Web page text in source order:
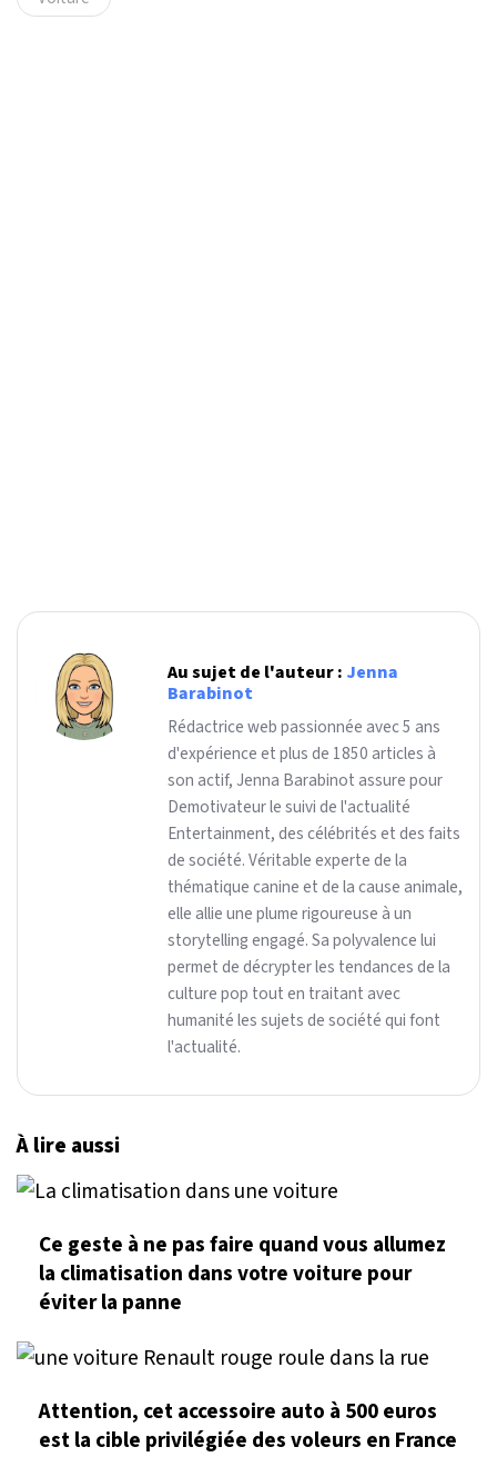
Au sujet de l'auteur : Jenna
Barabinot
Rédactrice web passionnée avec 5 ans
d'expérience et plus de 1850 articles à
son actif, Jenna Barabinot assure pour
Demotivateur le suivi de l'actualité
Entertainment, des célébrités et des faits
de société. Véritable experte de la
thématique canine et de la cause animale,
elle allie une plume rigoureuse à un
storytelling engagé. Sa polyvalence lui
permet de décrypter les tendances de la
culture pop tout en traitant avec
humanité les sujets de société qui font
l'actualité.
À lire aussi
Ce geste à ne pas faire quand vous allumez
la climatisation dans votre voiture pour
éviter la panne
Attention, cet accessoire auto à 500 euros
est la cible privilégiée des voleurs en France